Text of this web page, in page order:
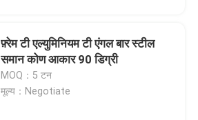
फ़्रेम टी एल्युमिनियम टी एंगल बार स्टील
समान कोण आकार 90 डिग्री
MOQ：5 टन
मूल्य：Negotiate